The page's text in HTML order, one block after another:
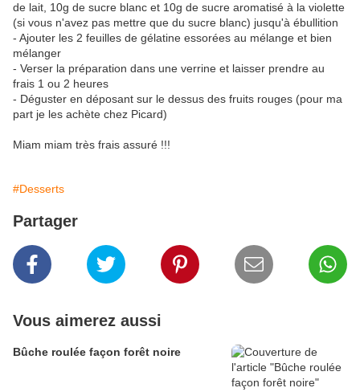
de lait, 10g de sucre blanc et 10g de sucre aromatisé à la violette
(si vous n'avez pas mettre que du sucre blanc) jusqu'à ébullition
- Ajouter les 2 feuilles de gélatine essorées au mélange et bien
mélanger
- Verser la préparation dans une verrine et laisser prendre au
frais 1 ou 2 heures
- Déguster en déposant sur le dessus des fruits rouges (pour ma
part je les achète chez Picard)
Miam miam très frais assuré !!!
#Desserts
Partager
Vous aimerez aussi
Bûche roulée façon forêt noire